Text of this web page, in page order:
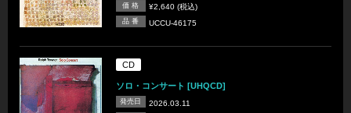
価 格 ¥2,640 (税込)
品 番 UCCU-46175
CD
ソロ・コンサート [UHQCD]
発売日 2026.03.11